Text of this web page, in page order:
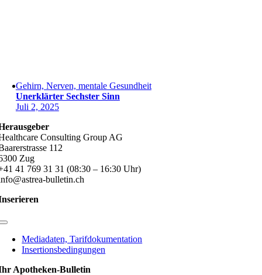
Gehirn, Nerven, mentale Gesundheit
Unerklärter Sechster Sinn
Juli 2, 2025
Consulting Group AG
112
Zug
41 769 31 31 (08:30 – 16:30 Uhr)
bulletin.ch
Toggle
NavigationMediadaten, Tarifdokumentation
Insertionsbedingungen
Apotheken-Bulletin